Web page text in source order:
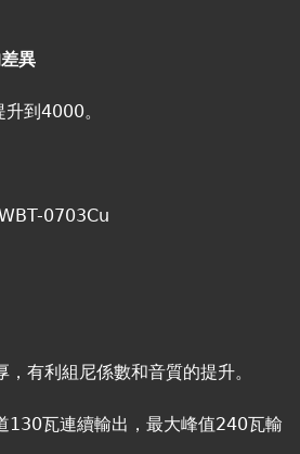
異
到4000。
0703Cu
有利組尼係數和音質的提升。
130瓦連續輸出，最大峰值240瓦輸